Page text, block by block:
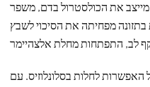
את הכולסטרול בדם, משפר
מפחיתה את הסיכוי לשבץ
האפשרות לחלות בסלונלוזיס. עם